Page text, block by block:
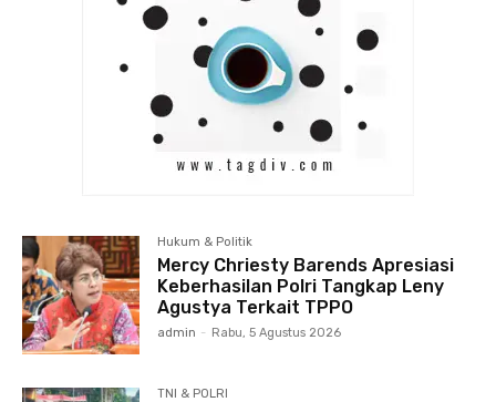
Hukum & Politik
Mercy Chriesty Barends Apresiasi
Keberhasilan Polri Tangkap Leny
Agustya Terkait TPPO
admin - Rabu, 5 Agustus 2026
TNI & POLRI